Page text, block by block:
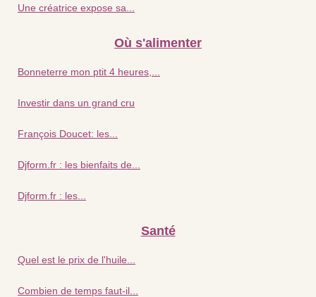
Une créatrice expose sa...
Où s'alimenter
Bonneterre mon ptit 4 heures,...
Investir dans un grand cru
François Doucet: les...
Djform.fr : les bienfaits de...
Djform.fr : les...
Santé
Quel est le prix de l'huile...
Combien de temps faut-il...